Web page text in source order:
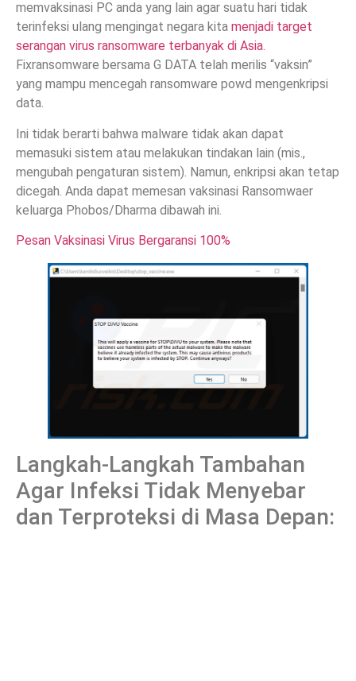
memvaksinasi PC anda yang lain agar suatu hari tidak
terinfeksi ulang mengingat negara kita menjadi target
serangan virus ransomware terbanyak di Asia.
Fixransomware bersama G DATA telah merilis “vaksin”
yang mampu mencegah ransomware powd mengenkripsi
data.
Ini tidak berarti bahwa malware tidak akan dapat
memasuki sistem atau melakukan tindakan lain (mis.,
mengubah pengaturan sistem). Namun, enkripsi akan tetap
dicegah. Anda dapat memesan vaksinasi Ransomwaer
keluarga Phobos/Dharma dibawah ini.
Pesan Vaksinasi Virus Bergaransi 100%
Langkah-Langkah Tambahan
Agar Infeksi Tidak Menyebar
dan Terproteksi di Masa Depan: